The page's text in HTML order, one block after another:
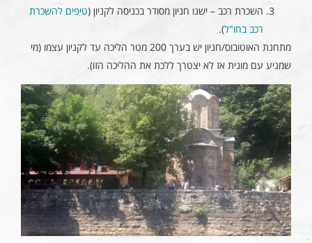
השכרת רכב – ישנו חניון מסודר בכניסה לקניון (טיפים להשכרת
רכב בחו"ל).
מתחנת האוטובוס/חניון יש בערך 200 מטר הליכה עד לקניון עצמו (מי
שמגיע עם מונית אז לא יצטרך ללכת את ההליכה הזו).